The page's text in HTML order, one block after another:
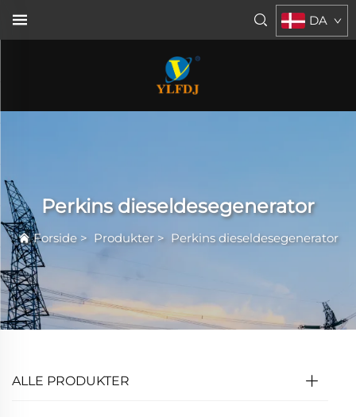
DA
Perkins dieseldesegenerator
Forside> Produkter> Perkins dieseldesegenerator
ALLE PRODUKTER